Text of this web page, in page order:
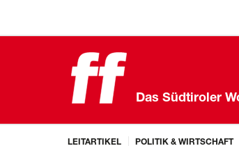
Das Südtiroler
LEITARTIKEL POLITIK & WIRTSCHAFT